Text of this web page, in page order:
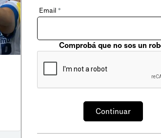
Email *
Comprobá que no sos un